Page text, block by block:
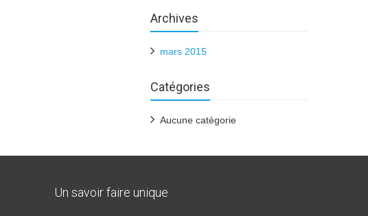
Archives
mars 2015
Catégories
Aucune catégorie
Un savoir faire unique